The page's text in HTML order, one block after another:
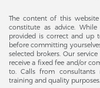
The content of this
constitute as advice.
provided is correct and up
before committing
selected brokers. Our
receive a fixed fee and/or
to. Calls from consultants
training and quality purposes.